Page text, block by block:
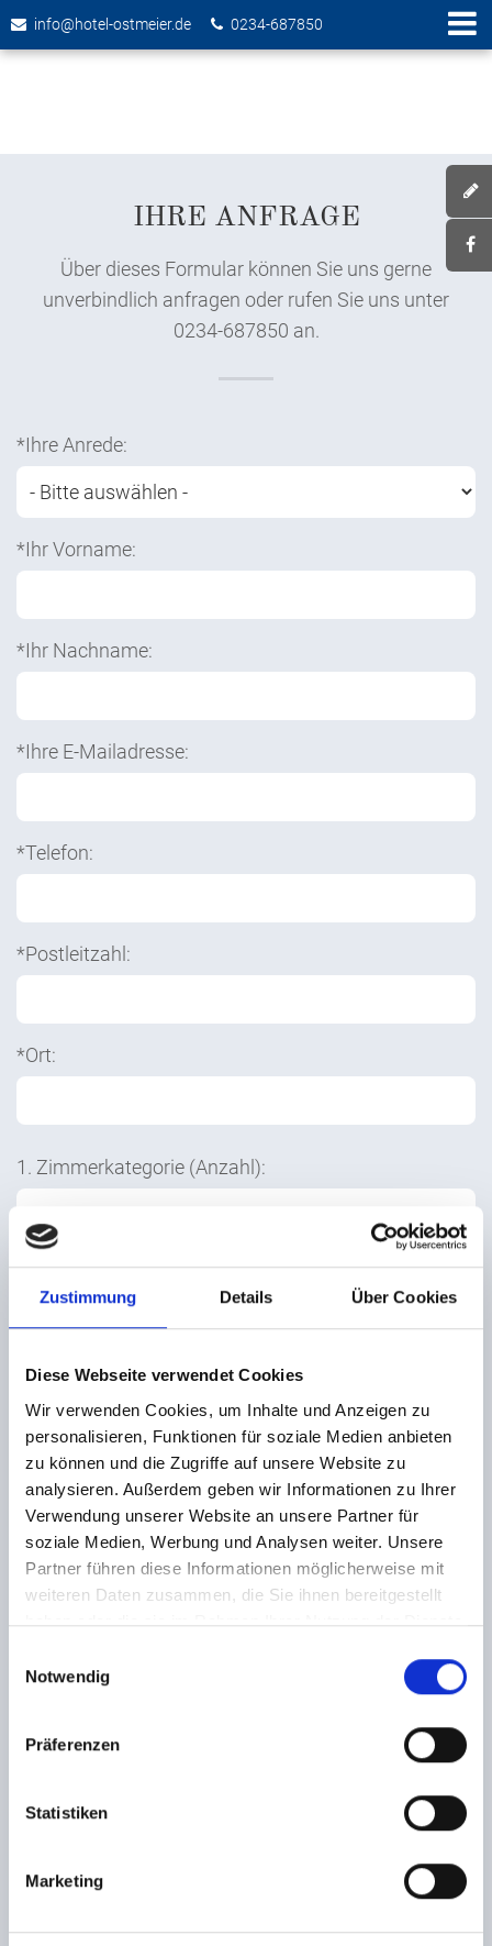
Zustimmung Details Über Cookies
Diese Webseite verwendet Cookies
Wir verwenden Cookies, um Inhalte und Anzeigen zu
personalisieren, Funktionen für soziale Medien anbieten
zu können und die Zugriffe auf unsere Website zu
analysieren. Außerdem geben wir Informationen zu Ihrer
Verwendung unserer Website an unsere Partner für
soziale Medien, Werbung und Analysen weiter. Unsere
Partner führen diese Informationen möglicherweise mit
weiteren Daten zusammen, die Sie ihnen bereitgestellt
haben oder die sie im Rahmen Ihrer Nutzung der Dienste
Notwendig
Präferenzen
Statistiken
Marketing
info@hotel-ostmeier.de 0234-687850
IHRE ANFRAGE
Über dieses Formular können Sie uns gerne
unverbindlich anfragen oder rufen Sie uns unter
0234-687850 an.
*Ihre Anrede:
*Ihr Vorname:
*Ihr Nachname:
*Ihre E-Mailadresse:
*Telefon:
*Postleitzahl:
*Ort:
1. Zimmerkategorie (Anzahl):
1. Zimmerkategorie (Zimmer):
2. Zimmerkategorie (Anzahl):
2. Zimmerkategorie (Zimmer):
*Tag Ihrer Anreise:
*Tag Ihrer Abreise: